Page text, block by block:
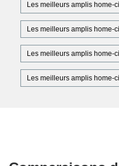
Les meilleurs amplis home-
Les meilleurs amplis home-
Les meilleurs amplis home-
Les meilleurs amplis home-